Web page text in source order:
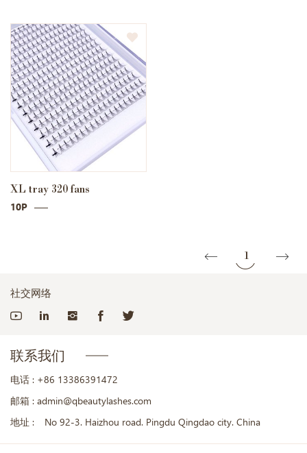
XL tray 320 fans
10P
1
社交网络
联系我们
电话 : +86 13386391472
邮箱 : admin@qbeautylashes.com
地址 :
No 92-3. Haizhou road. Pingdu Qingdao city. China